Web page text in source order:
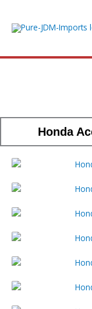
Honda